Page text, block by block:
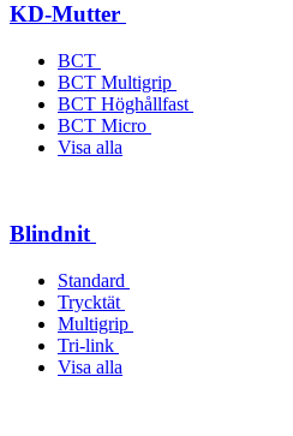
KD-Mutter
BCT
BCT Multigrip
BCT Höghållfast
BCT Micro
Visa alla
Blindnit
Standard
Trycktät
Multigrip
Tri-link
Visa alla